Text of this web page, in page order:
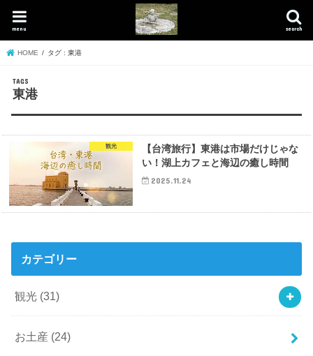
search
menu
HOME タグ : 東港
東港
観光
【台湾旅行】東港は市場だけじゃな
い！湖上カフェと海辺の癒し時間
2025.11.24
カテゴリー
観光 (31)
お土産 (24)